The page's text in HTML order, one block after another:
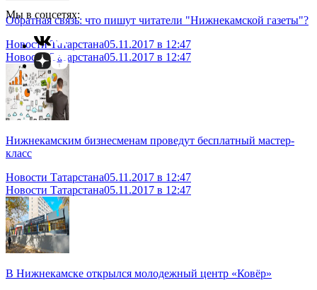
Мы в соцсетях:
Обратная связь: что пишут читатели "Нижнекамской газеты"?
Новости Татарстана05.11.2017 в 12:47
Новости Татарстана05.11.2017 в 12:47
Нижнекамским бизнесменам проведут бесплатный мастер-
класс
Новости Татарстана05.11.2017 в 12:47
Новости Татарстана05.11.2017 в 12:47
В Нижнекамске открылся молодежный центр «Ковёр»